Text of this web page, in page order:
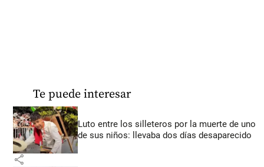
Te puede interesar
Luto entre los silleteros por la muerte de uno
de sus niños: llevaba dos días desaparecido
share